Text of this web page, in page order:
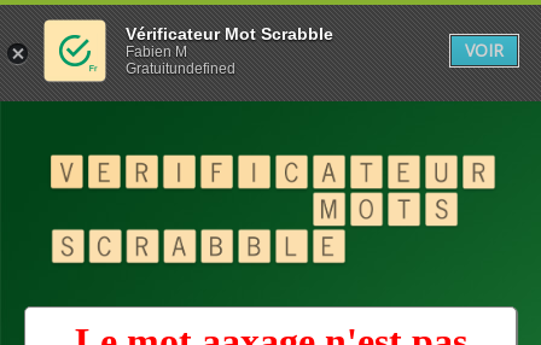
Vérificateur Mot Scrabble
Fabien M
Gratuitundefined
VOIR